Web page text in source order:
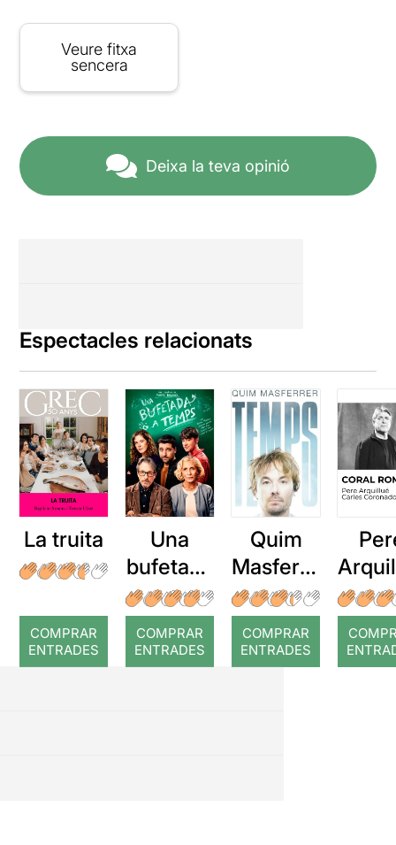
Veure fitxa
sencera
Deixa la teva opinió
Espectacles relacionats
La truita
COMPRAR
ENTRADES
Una
bufetada
a temps
COMPRAR
ENTRADES
Quim
Masferre
r: Temps
COMPRAR
ENTRADES
: